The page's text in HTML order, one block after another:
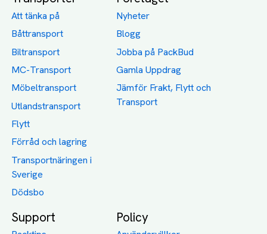
Att tänka på
Båttransport
Biltransport
MC-Transport
Möbeltransport
Utlandstransport
Flytt
Förråd och lagring
Transportnäringen i
Sverige
Dödsbo
Nyheter
Blogg
Jobba på PackBud
Gamla Uppdrag
Jämför Frakt, Flytt och
Transport
Support Policy